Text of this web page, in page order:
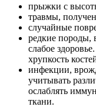
прыжки с
травмы,
случайные
редкие породы,
слабое
хрупкость
инфекции,
учитывать
ослаблять
ткани.